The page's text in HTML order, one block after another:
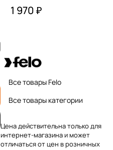
1 970 ₽
Все товары Felo
Все товары категории
Цена действительна только для
интернет-магазина и может
отличаться от цен в розничных